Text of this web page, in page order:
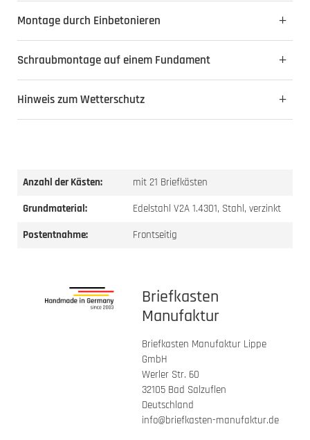
Montage durch Einbetonieren
Schraubmontage auf einem Fundament
Hinweis zum Wetterschutz
Anzahl der Kästen:
mit 21 Briefkästen
Grundmaterial:
Edelstahl V2A 1.4301, Stahl, verzinkt
Postentnahme:
Frontseitig
Briefkasten
Manufaktur
Briefkasten Manufaktur Lippe
GmbH
Werler Str. 60
32105 Bad Salzuflen
Deutschland
info@briefkasten-manufaktur.de